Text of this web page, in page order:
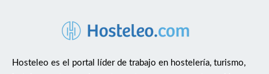
Hosteleo es el portal líder de trabajo en hostelería, turismo,